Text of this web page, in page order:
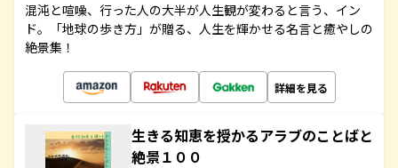
混沌と喧噪、行った人の大半が人生観が変わると言う、イン
ド。「地球の歩き方」が贈る、人生を輝かせる名言と癒やしの
絶景集！
詳細を見る
生きる知恵を授かるアラブのことばと
絶景１００